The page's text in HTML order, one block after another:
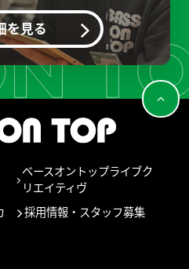
を見る
ベースオントップライブク
リエイティヴ
採用情報・スタッフ募集